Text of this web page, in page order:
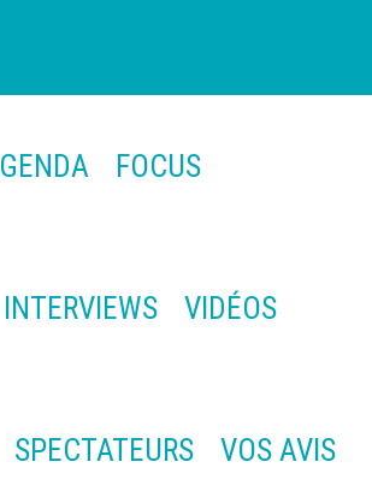
FOCUS
INTERVIEWS VIDÉOS
SPECTATEURS VOS AVIS